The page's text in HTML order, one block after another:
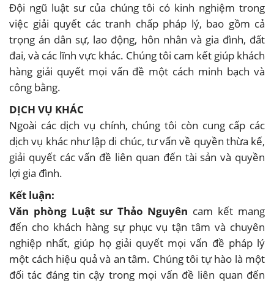
Đội ngũ luật sư của chúng tôi có kinh nghiệm trong
việc giải quyết các tranh chấp pháp lý, bao gồm cả
trọng án dân sự, lao động, hôn nhân và gia đình, đất
đai, và các lĩnh vực khác. Chúng tôi cam kết giúp khách
hàng giải quyết mọi vấn đề một cách minh bạch và
công bằng.
DỊCH VỤ KHÁC
Ngoài các dịch vụ chính, chúng tôi còn cung cấp các
dịch vụ khác như lập di chúc, tư vấn về quyền thừa kế,
giải quyết các vấn đề liên quan đến tài sản và quyền
lợi gia đình.
Kết luận:
Văn phòng Luật sư Thảo Nguyên cam kết mang
đến cho khách hàng sự phục vụ tận tâm và chuyên
nghiệp nhất, giúp họ giải quyết mọi vấn đề pháp lý
một cách hiệu quả và an tâm. Chúng tôi tự hào là một
đối tác đáng tin cậy trong mọi vấn đề liên quan đến